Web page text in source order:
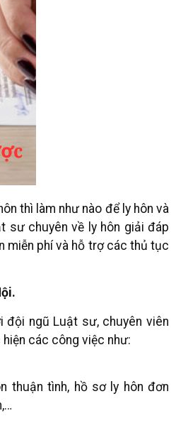
thì làm như nào để ly hôn và
sư chuyên về ly hôn giải đáp
miễn phí và hỗ trợ các thủ tục
đội ngũ Luật sư, chuyên viên
các công việc như:
thuận tình, hồ sơ ly hôn đơn